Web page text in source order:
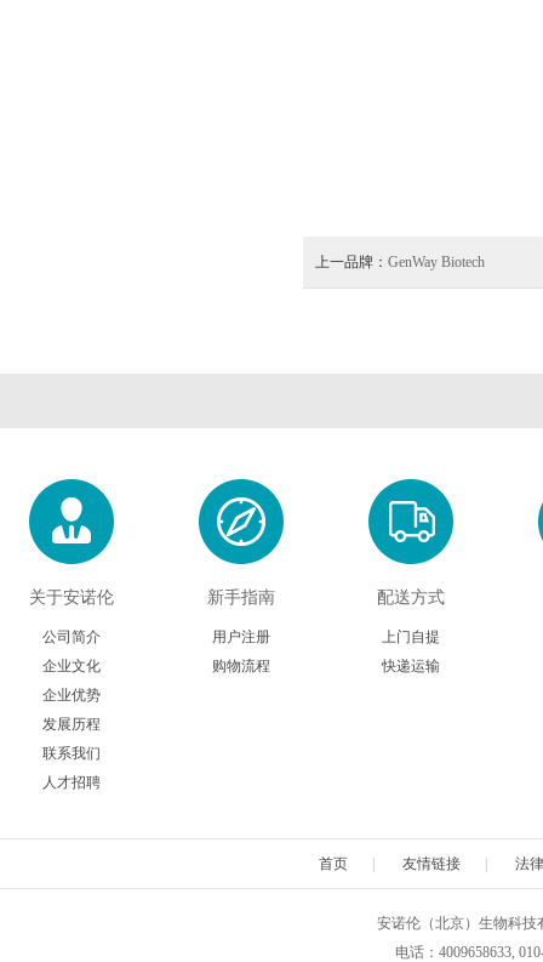
上一品牌： GenWay Biotech
关于安诺伦
公司简介
企业文化
企业优势
发展历程
联系我们
人才招聘
新手指南
用户注册
购物流程
配送方式
上门自提
快递运输
首页 友情链接 法
安诺伦（北京）生物科技
电话：4009658633,